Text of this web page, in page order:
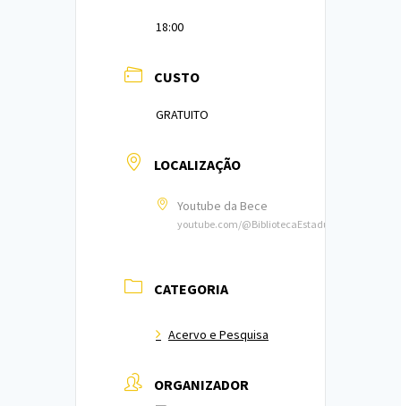
18:00
CUSTO
GRATUITO
LOCALIZAÇÃO
Youtube da Bece
youtube.com/@BibliotecaEstadualdoCeara
CATEGORIA
Acervo e Pesquisa
ORGANIZADOR